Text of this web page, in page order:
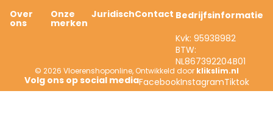
Over
ons
Onze
merken
JuridischContact Bedrijfsinformatie
Kvk: 95938982
BTW:
NL867392204B01
© 2026 Vloerenshoponline, Ontwikkeld door klikslim.nl
FacebookInstagramTiktok